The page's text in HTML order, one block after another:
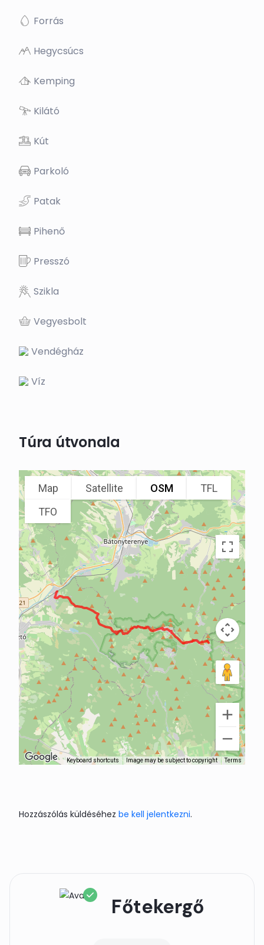
Forrás
Hegycsúcs
Kemping
Kilátó
Kút
Parkoló
Patak
Pihenő
Presszó
Szikla
Vegyesbolt
Vendégház
Víz
Túra útvonala
Map Satellite OSM
TFL
TFO
Keyboard shortcuts Image may be subject to copyright Terms
Főtekergő
Hozzászólás küldéséhez be kell jelentkezni.